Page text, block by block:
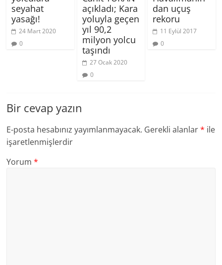
seyahat
yasağı!
24 Mart 2020
0
açıkladı; Kara
yoluyla geçen
yıl 90,2
milyon yolcu
taşındı
27 Ocak 2020
0
dan uçuş
rekoru
11 Eylül 2017
0
Bir cevap yazın
E-posta hesabınız yayımlanmayacak. Gerekli alanlar* ile
işaretlenmişlerdir
Yorum*